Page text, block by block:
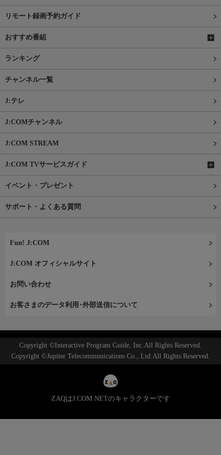
リモート録画予約ガイド
おすすめ番組
ランキング
チャンネル一覧
J:テレ
J:COMチャンネル
J:COM STREAM
J:COM TVサービスガイド
イベント・プレゼント
サポート・よくある質問
Fun! J:COM
J:COM オフィシャルサイト
お問い合わせ
お客さまのデータ利用･外部送信について
Copyright ©Interactive Program Guide, Inc.All Rights Reserved.
Copyright ©Jupiter Telecommunications Co., Ltd.All Rights Reserved.
ZAQはJ:COM NETのキャラクターです